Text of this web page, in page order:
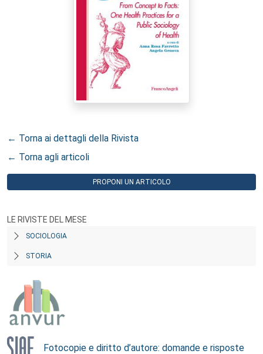
← Torna ai dettagli della Rivista
← Torna agli articoli
PROPONI UN ARTICOLO
LE RIVISTE DEL MESE
SOCIOLOGIA
STORIA
Fotocopie e diritto d’autore: domande e risposte